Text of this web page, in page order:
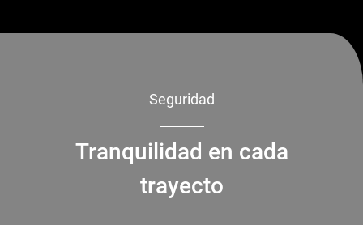
Seguridad
Tranquilidad en cada
trayecto